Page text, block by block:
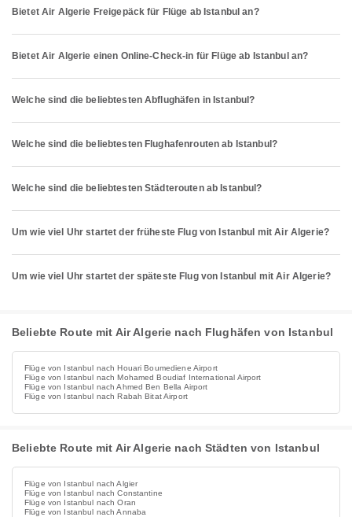
Bietet Air Algerie Freigepäck für Flüge ab Istanbul an?
Bietet Air Algerie einen Online-Check-in für Flüge ab Istanbul an?
Welche sind die beliebtesten Abflughäfen in Istanbul?
Welche sind die beliebtesten Flughafenrouten ab Istanbul?
Welche sind die beliebtesten Städterouten ab Istanbul?
Um wie viel Uhr startet der früheste Flug von Istanbul mit Air Algerie?
Um wie viel Uhr startet der späteste Flug von Istanbul mit Air Algerie?
Beliebte Route mit Air Algerie nach Flughäfen von Istanbul
Flüge von Istanbul nach Houari Boumediene Airport
Flüge von Istanbul nach Mohamed Boudiaf International Airport
Flüge von Istanbul nach Ahmed Ben Bella Airport
Flüge von Istanbul nach Rabah Bitat Airport
Beliebte Route mit Air Algerie nach Städten von Istanbul
Flüge von Istanbul nach Algier
Flüge von Istanbul nach Constantine
Flüge von Istanbul nach Oran
Flüge von Istanbul nach Annaba